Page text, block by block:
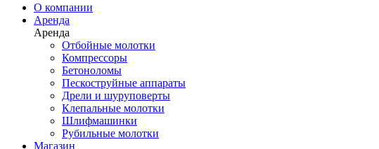
О компании
Аренда
Аренда
Отбойные молотки
Компрессоры
Бетоноломы
Пескоструйные аппараты
Дрели и шуруповерты
Клепальные молотки
Шлифмашинки
Рубильные молотки
Магазин